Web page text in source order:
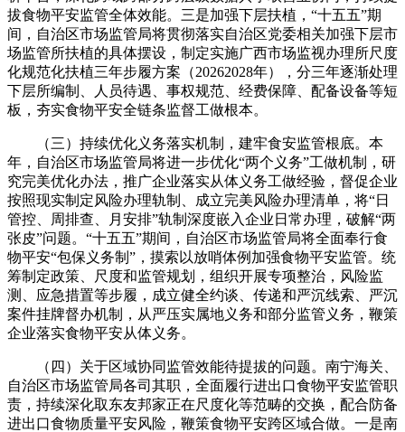
拔食物平安监管全体效能。三是加强下层扶植，“十五五”期
间，自治区市场监管局将贯彻落实自治区党委相关加强下层市
场监管所扶植的具体摆设，制定实施广西市场监视办理所尺度
化规范化扶植三年步履方案（20262028年），分三年逐渐处理
下层所编制、人员待遇、事权规范、经费保障、配备设备等短
板，夯实食物平安全链条监督工做根本。
（三）持续优化义务落实机制，建牢食安监管根底。本
年，自治区市场监管局将进一步优化“两个义务”工做机制，研
究完美优化办法，推广企业落实从体义务工做经验，督促企业
按照现实制定风险办理轨制、成立完美风险办理清单，将“日
管控、周排查、月安排”轨制深度嵌入企业日常办理，破解“两
张皮”问题。“十五五”期间，自治区市场监管局将全面奉行食
物平安“包保义务制”，摸索以放哨体例加强食物平安监管。统
筹制定政策、尺度和监管规划，组织开展专项整治，风险监
测、应急措置等步履，成立健全约谈、传递和严沉线索、严沉
案件挂牌督办机制，从严压实属地义务和部分监管义务，鞭策
企业落实食物平安从体义务。
（四）关于区域协同监管效能待提拔的问题。南宁海关、
自治区市场监管局各司其职，全面履行进出口食物平安监管职
责，持续深化取东友邦家正在尺度化等范畴的交换，配合防备
进出口食物质量平安风险，鞭策食物平安跨区域合做。一是南